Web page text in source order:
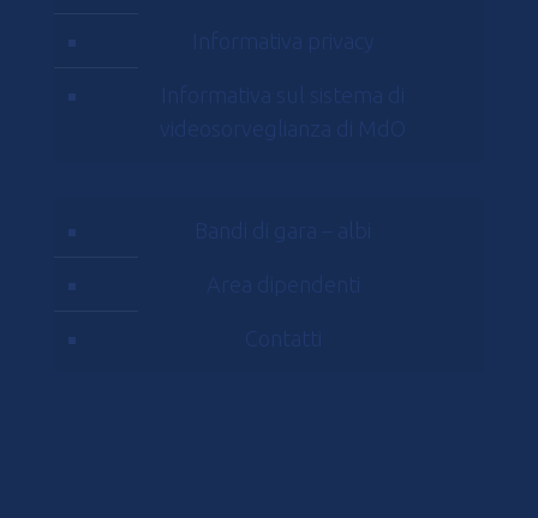
Informativa privacy
Informativa sul sistema di
videosorveglianza di MdO
Bandi di gara – albi
Area dipendenti
Contatti